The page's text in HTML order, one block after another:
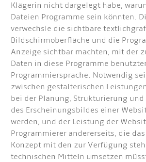
Klägerin nicht dargelegt habe,
Dateien Programme sein könnten.
verwechsle die sichtbare
Bildschirmoberfläche und die
Anzeige sichtbar machten, mit der
Daten in diese Programme
Programmiersprache. Notwendig
zwischen gestalterischen
bei der Planung, Strukturierung
des Erscheinungsbildes einer
werden, und der Leistung der
Programmierer andererseits, die
Konzept mit den zur Verfügung
technischen Mitteln umsetzen